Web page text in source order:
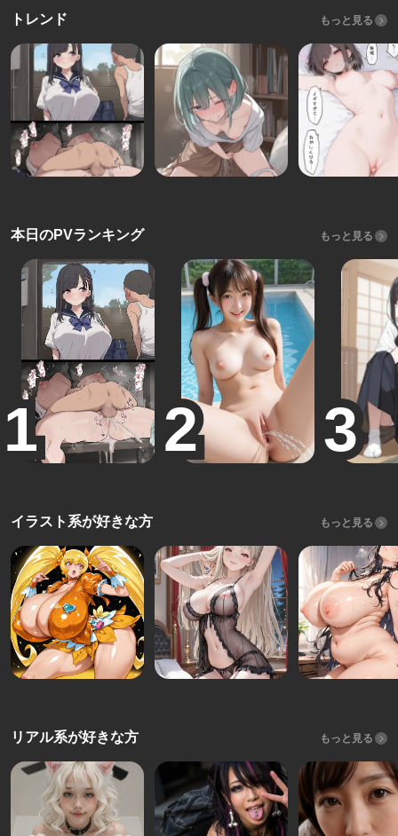
トレンド もっと見る
本日のPVランキング もっと見る
イラスト系が好きな方 もっと見る
リアル系が好きな方 もっと見る